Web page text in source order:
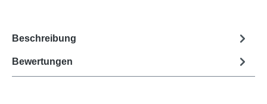
Beschreibung
Bewertungen